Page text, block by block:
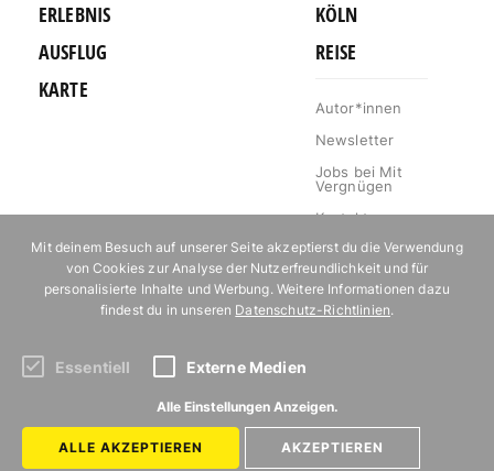
ERLEBNIS
AUSFLUG
KARTE
KÖLN
REISE
Autor*innen
Newsletter
Jobs bei Mit
Vergnügen
Kontakt
Mediakit
Impressum
Datenschutz
Abonniere unseren Newsletter!
Mit deinem Besuch auf unserer Seite akzeptierst du die Verwendung
von Cookies zur Analyse der Nutzerfreundlichkeit und für
personalisierte Inhalte und Werbung. Weitere Informationen dazu
findest du in unseren Datenschutz-Richtlinien.
Essentiell Externe Medien
Alle Einstellungen Anzeigen.
ALLE AKZEPTIEREN AKZEPTIEREN